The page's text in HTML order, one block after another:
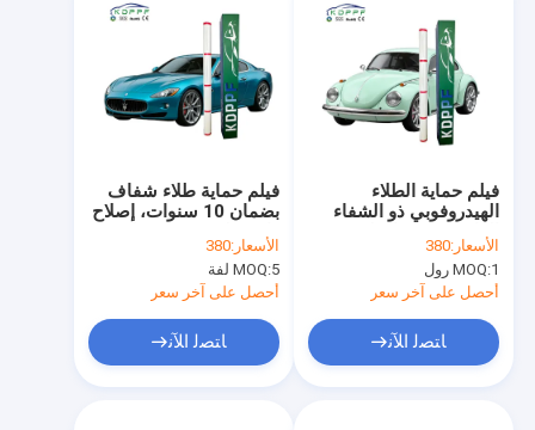
فيلم حماية طلاء شفاف
بضمان 10 سنوات، إصلاح
سيارات شفاف عالي
الجودة من الولايات
المتحدة الأمريكية، طارد
الأسعار:380
MOQ:5 لفة
أحصل على آخر سعر
ﺎﺘﺼﻟ ﺍﻶﻧ
فيلم حماية الطلاء
الهيدروفوبي ذو الشفاء
سنوات لحماية السيارة
الأسعار:380
MOQ:1 رول
أحصل على آخر سعر
ﺎﺘﺼﻟ ﺍﻶﻧ